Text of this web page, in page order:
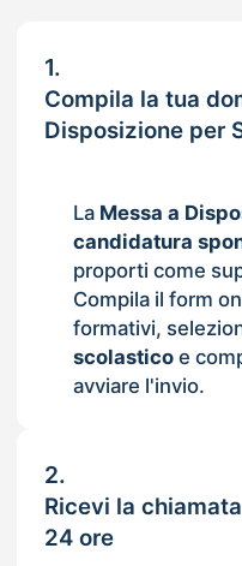
1.
Compila la tua
Disposizione per
La Messa a
candidatura
proporti come
Compila il form
formativi,
scolasticoe
avviare l'invio.
2.
Ricevi la
24 ore